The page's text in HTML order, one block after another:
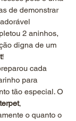
de demonstrar
2 aninhos,
digna de um
!
cada
para
tão especial. O
,
o quanto o